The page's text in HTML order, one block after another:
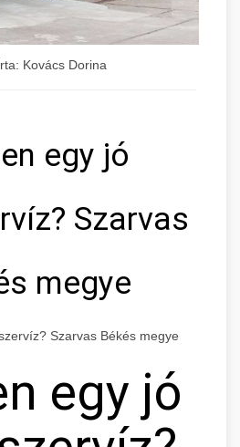
Kovács Dorina
egy jó
Szarvas
megye
Szarvas Békés megye
egy jó